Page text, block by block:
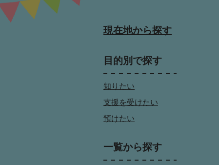
現在地から探す
目的別で探す
知りたい
支援を受けたい
預けたい
一覧から探す